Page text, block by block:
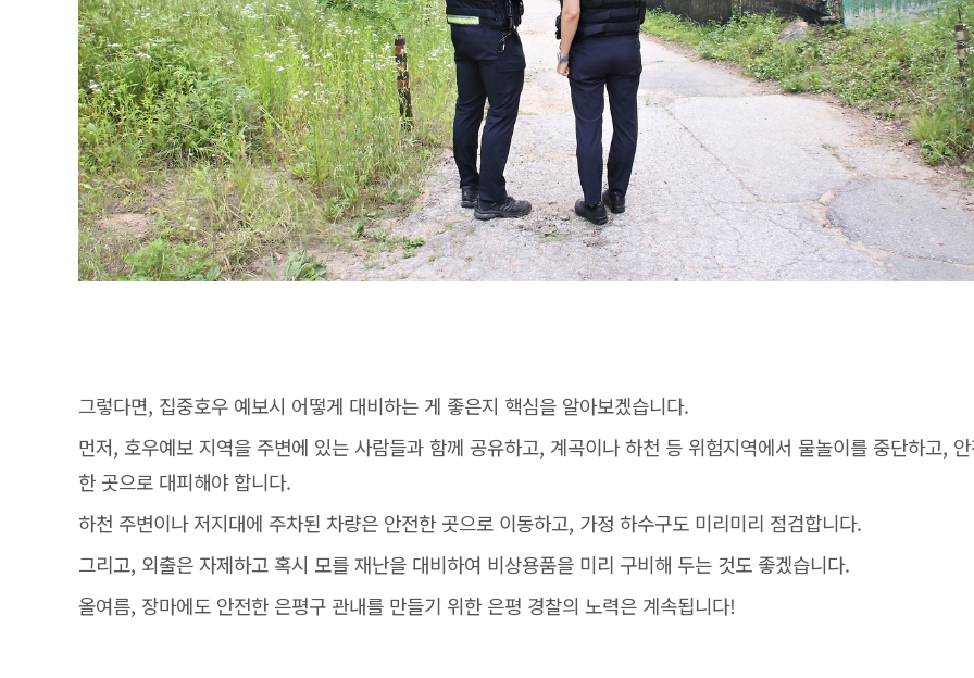
그렇다면, 집중호우 예보시 어떻게 대비하는 게 좋은지 핵심을 알아보겠습니다.
먼저, 호우예보 지역을 주변에 있는 사람들과 함께 공유하고, 계곡이나 하천 등 위험지역에서 물놀이를 중단하고,
한 곳으로 대피해야 합니다.
하천 주변이나 저지대에 주차된 차량은 안전한 곳으로 이동하고, 가정 하수구도 미리미리 점검합니다.
그리고, 외출은 자제하고 혹시 모를 재난을 대비하여 비상용품을 미리 구비해 두는 것도 좋겠습니다.
올여름, 장마에도 안전한 은평구 관내를 만들기 위한 은평 경찰의 노력은 계속됩니다!